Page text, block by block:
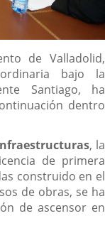
de Valladolid,
bajo la
Santiago, ha
dentro
, la
de primera
construido en el
de obras, se ha
de ascensor en